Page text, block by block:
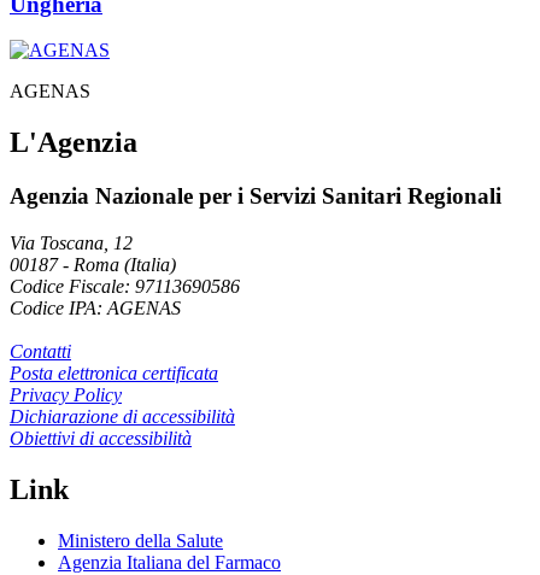
AGENAS
L'Agenzia
Agenzia Nazionale per i Servizi Sanitari Regionali
Via Toscana, 12
00187- Roma (Italia)
Codice Fiscale: 97113690586
Codice IPA: AGENAS
Contatti
Posta elettronica certificata
Privacy Policy
Dichiarazione di accessibilità
Obiettivi di accessibilità
Link
Ministero della Salute
Agenzia Italiana del Farmaco